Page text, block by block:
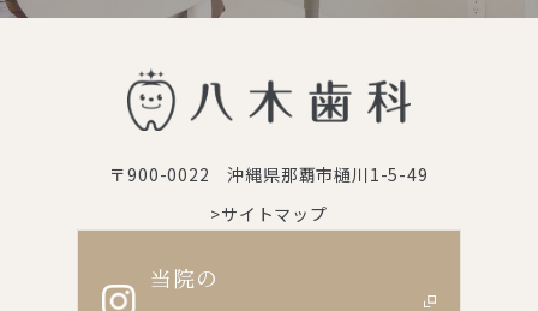
〒900-0022 沖縄県那覇市樋川1-5-49
>サイトマップ
当院の